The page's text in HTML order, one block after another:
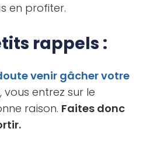
en profiter.
rappels :
venir gâcher votre
vous entrez sur le
raison. Faites donc